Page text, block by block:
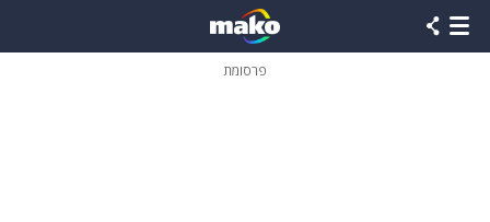
פרסומת